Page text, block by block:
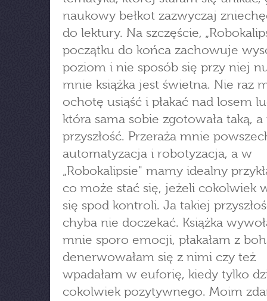
naukowy bełkot zazwyczaj
do lektury. Na szczęście,
początku do końca zachowuje
poziom i nie sposób się przy niej
mnie książka jest świetna. Nie raz
ochotę usiąść i płakać nad losem
która sama sobie zgotowała taką,
przyszłość. Przeraża mnie
automatyzacja i robotyzacja, a w
„Robokalipsie" mamy idealny
co może stać się, jeżeli cokolwiek
się spod kontroli. Ja takiej
chyba nie doczekać. Książka
mnie sporo emocji, płakałam z
denerwowałam się z nimi czy też
wpadałam w euforię, kiedy tylko
cokolwiek pozytywnego. Moim